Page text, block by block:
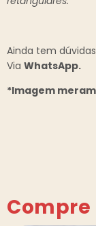
Ainda tem
Via WhatsApp.
*Imagem